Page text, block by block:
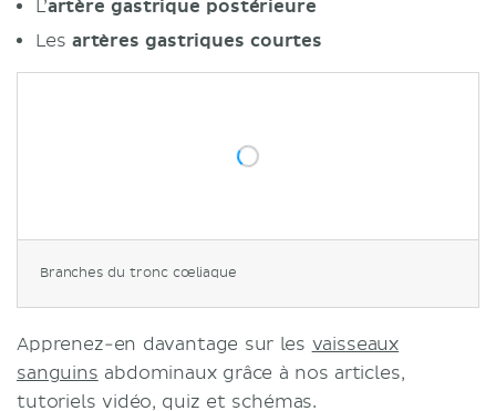
L’artère gastrique postérieure
Les artères gastriques courtes
Branches du tronc cœliaque
Apprenez-en davantage sur les vaisseaux
sanguins abdominaux grâce à nos articles,
tutoriels vidéo, quiz et schémas.